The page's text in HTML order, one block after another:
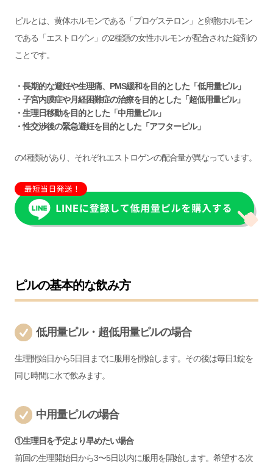
ピルとは、黄体ホルモンである「プロゲステロン」と卵胞ホルモン
である「エストロゲン」の2種類の女性ホルモンが配合された錠剤の
ことです。
・長期的な避妊や生理痛、PMS緩和を目的とした「低用量ピル」
・子宮内膜症や月経困難症の治療を目的とした「超低用量ピル」
・生理日移動を目的とした「中用量ピル」
・性交渉後の緊急避妊を目的とした「アフターピル」
の4種類があり、それぞれエストロゲンの配合量が異なっています。
ピルの基本的な飲み方
低用量ピル・超低用量ピルの場合
生理開始日から5日目までに服用を開始します。その後は毎日1錠を
同じ時間に水で飲みます。
中用量ピルの場合
①生理日を予定より早めたい場合
前回の生理開始日から3〜5日以内に服用を開始します。希望する次